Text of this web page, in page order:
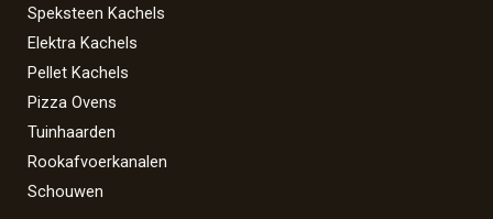
Speksteen Kachels
Elektra Kachels
Pellet Kachels
Pizza Ovens
Tuinhaarden
Rookafvoerkanalen
Schouwen